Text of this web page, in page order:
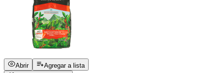
KANPUR
Mostrar 24 más
Abrir
Agregar a lista